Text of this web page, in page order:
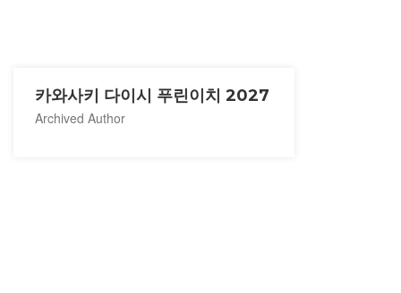
카와사키 다이시 푸린이치 2027
Archived Author